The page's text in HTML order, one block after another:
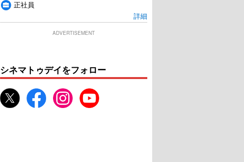
正社員
詳細
ADVERTISEMENT
シネマトゥデイをフォロー